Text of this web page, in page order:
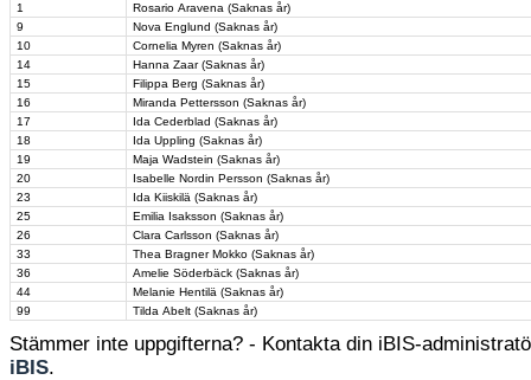
1
Rosario Aravena (Saknas år)
9
Nova Englund (Saknas år)
10
Cornelia Myren (Saknas år)
14
Hanna Zaar (Saknas år)
15
Filippa Berg (Saknas år)
16
Miranda Pettersson (Saknas år)
17
Ida Cederblad (Saknas år)
18
Ida Uppling (Saknas år)
19
Maja Wadstein (Saknas år)
20
Isabelle Nordin Persson (Saknas år)
23
Ida Kiiskilä (Saknas år)
25
Emilia Isaksson (Saknas år)
26
Clara Carlsson (Saknas år)
33
Thea Bragner Mokko (Saknas år)
36
Amelie Söderbäck (Saknas år)
44
Melanie Hentilä (Saknas år)
99
Tilda Abelt (Saknas år)
Stämmer inte uppgifterna? - Kontakta din iBIS-
iBIS.